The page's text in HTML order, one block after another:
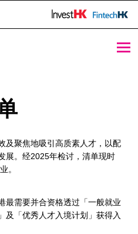
及聚焦地吸引高质素人才，以配
展。经2025年检讨，清单现时
。
最需要并合资格透过「一般就业
及「优秀人才入境计划」获得入